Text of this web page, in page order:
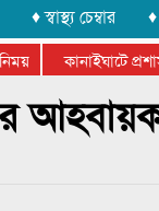
♦ স্বাস্থ্য চেম্বার
কানাইঘাটে